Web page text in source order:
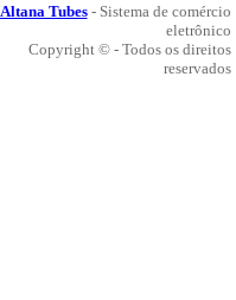
Altana Tubes- Sistema de comércio
eletrônico
Copyright © - Todos os direitos
reservados